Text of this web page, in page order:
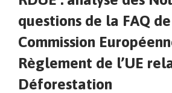
questions de la FAQ
Commission
Règlement de l’UE
Déforestation